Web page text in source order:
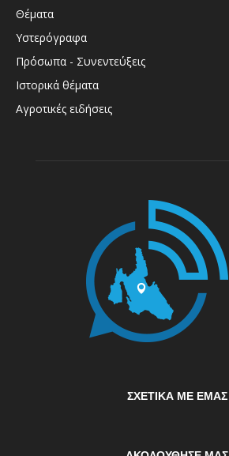
Θέματα
Υστερόγραφα
Πρόσωπα - Συνεντεύξεις
Ιστορικά θέματα
Αγροτικές ειδήσεις
ΣΧΕΤΙΚΆ ΜΕ ΕΜΆΣ